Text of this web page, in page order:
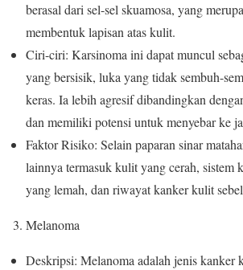
berasal dari sel-sel skuamosa, yang
membentuk lapisan atas kulit.
Ciri-ciri: Karsinoma ini dapat muncul
yang bersisik, luka yang tidak sembuh-
keras. Ia lebih agresif dibandingkan
dan memiliki potensi untuk menyebar ke
Faktor Risiko: Selain paparan sinar
lainnya termasuk kulit yang cerah, sistem
yang lemah, dan riwayat kanker kulit
3. Melanoma
Deskripsi: Melanoma adalah jenis kanker